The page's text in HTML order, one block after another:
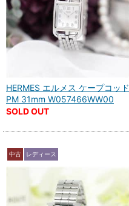
HERMES エルメス ケープコッド
PM 31mm W057466WW00
SOLD OUT
中古 レディース